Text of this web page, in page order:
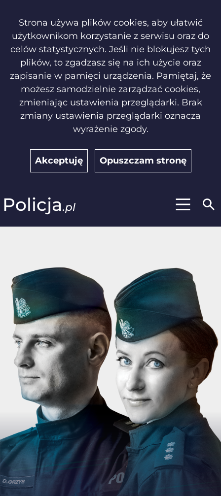
Strona używa plików cookies, aby ułatwić
użytkownikom korzystanie z serwisu oraz do
celów statystycznych. Jeśli nie blokujesz tych
plików, to zgadzasz się na ich użycie oraz
zapisanie w pamięci urządzenia. Pamiętaj, że
możesz samodzielnie zarządzać cookies,
zmieniając ustawienia przeglądarki. Brak
zmiany ustawienia przeglądarki oznacza
wyrażenie zgody.
Akceptuję Opuszczam stronę
Policja.pl